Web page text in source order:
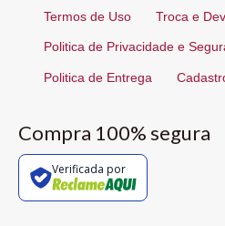
Termos de Uso Troca e
Politica de Privacidade e
Politica de Entrega
Compra 100% segura
Verificada por